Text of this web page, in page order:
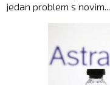
jedan problem s novim...